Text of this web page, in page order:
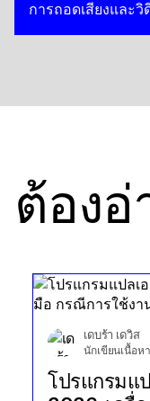
การถอดเสียงและวิ
ต้องอ่
เดบร้า เดวิส
นักเขียนเนื้อหา
โปรแกรมแ